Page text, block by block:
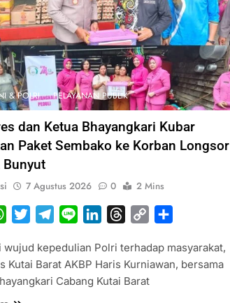
& POLRI PELAYANAN PUBLIK
dan Ketua Bhayangkari Kubar
Paket Sembako ke Korban Longsor
Bunyut
7 Agustus 2026 0 2 Mins
WhatsApp
TwitterTelegram
Line LinkedInThreads
Copy
wujud kepedulian Polri terhadap masyarakat,
Kutai Barat AKBP Haris Kurniawan, bersama
Cabang Kutai Barat